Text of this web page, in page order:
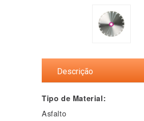
Descrição
Tipo de Material:
Asfalto